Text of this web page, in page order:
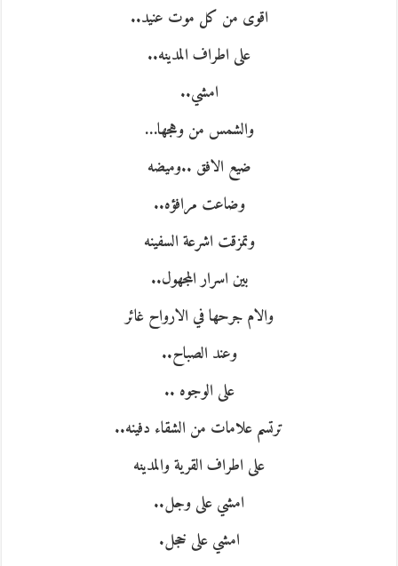
اقوى من كل موت عنيد..
على اطراف المدينه..
امشي..
والشمس من وهجها…
ضيع الافق ..وميضه
وضاعت مرافؤه..
وتمزقت اشرعة السفينه
بين اسرار المجهول..
والام جرحها في الارواح غائر
وعند الصباح..
على الوجوه ..
ترتسم علامات من الشقاء دفينه..
على اطراف القرية والمدينه
امشي على وجل..
امشي على خجل.